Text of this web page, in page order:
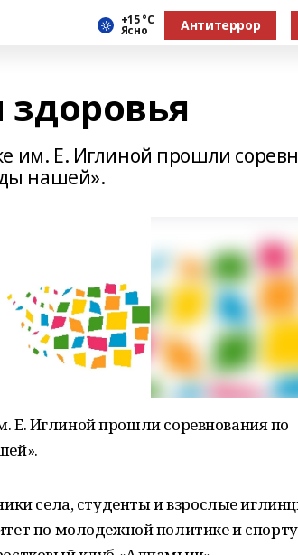
+15 °С
Ясно Антитеррор
им. Е. Иглиной прошли
нашей».
Е. Иглиной прошли соревнования по
села, студенты и взрослые
по молодежной политике и спорту